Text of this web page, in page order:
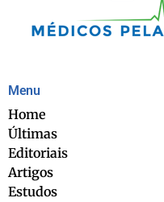
Menu
Home
Últimas
Editoriais
Artigos
Estudos